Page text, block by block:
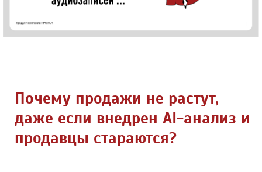
Почему продажи не растут,
даже если внедрен AI-анализ и
продавцы стараются?